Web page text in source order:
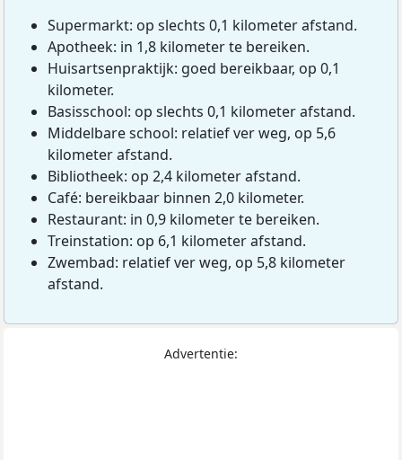
Supermarkt: op slechts 0,1 kilometer afstand.
Apotheek: in 1,8 kilometer te bereiken.
Huisartsenpraktijk: goed bereikbaar, op 0,1
kilometer.
Basisschool: op slechts 0,1 kilometer afstand.
Middelbare school: relatief ver weg, op 5,6
kilometer afstand.
Bibliotheek: op 2,4 kilometer afstand.
Café: bereikbaar binnen 2,0 kilometer.
Restaurant: in 0,9 kilometer te bereiken.
Treinstation: op 6,1 kilometer afstand.
Zwembad: relatief ver weg, op 5,8 kilometer
afstand.
Advertentie: